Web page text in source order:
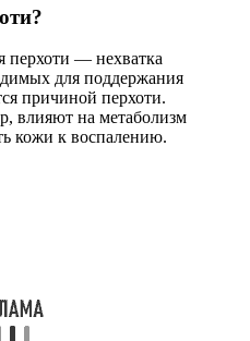
перхоти ― нехватка
для поддержания
причиной перхоти.
влияют на метаболизм
кожи к воспалению.